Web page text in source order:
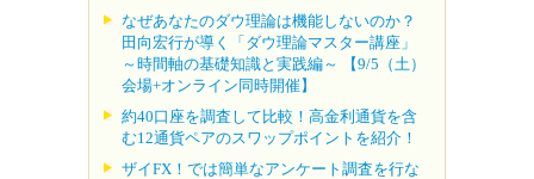
なぜあなたのダウ理論は機能しないのか？
田向宏行が導く「ダウ理論マスター講座」
～時間軸の基礎知識と実践編～ 【9/5（土）
会場+オンライン同時開催】
約40口座を調査して比較！高金利通貨を含
む12通貨ペアのスワップポイントを紹介！
ザイFX！では簡単なアンケート調査を行な